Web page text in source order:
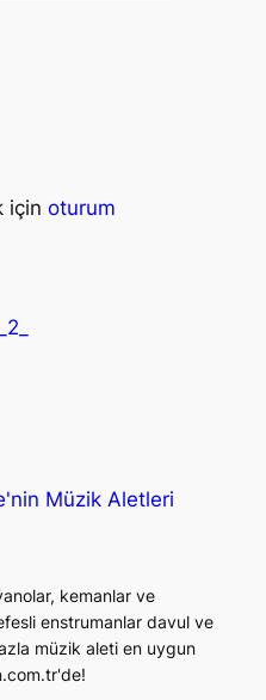
için oturum
Müzik Aletleri
kemanlar ve
enstrumanlar davul ve
müzik aleti en uygun